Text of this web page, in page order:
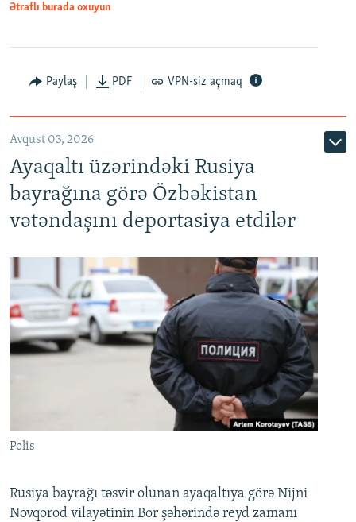
Ətraflı burada oxuyun
Paylaş PDF VPN-siz açmaq
Avqust 03, 2026
Ayaqaltı üzərindəki Rusiya
bayrağına görə Özbəkistan
vətəndaşını deportasiya etdilər
Polis
Rusiya bayrağı təsvir olunan ayaqaltıya görə Nijni
Novqorod vilayətinin Bor şəhərində reyd zamanı